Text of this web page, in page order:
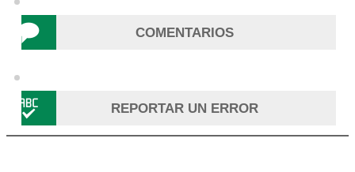
COMENTARIOS
REPORTAR UN ERROR